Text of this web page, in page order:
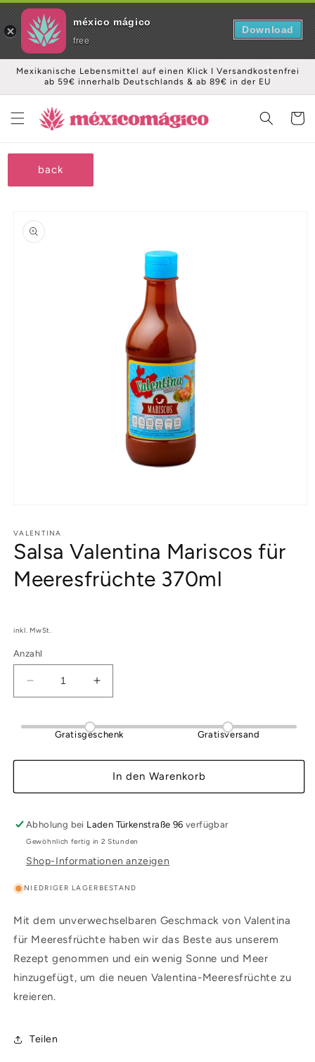
Direkt
zum
Inhalt
Mexikanische Lebensmittel auf einen Klick I Versandkostenfrei
ab 59€ innerhalb Deutschlands & ab 89€ in der EU
back
in
Modal
öffnen
VALENTINA
Salsa Valentina Mariscos für
Meeresfrüchte 370ml
inkl. MwSt.
Anzahl
Verringere
die
für
Valentina
für
370ml
Erhöhe
die
für
Valentina
Mariscos
für
370ml
Gratisgeschenk Gratisversand
In den Warenkorb
Abholung bei Laden Türkenstraße 96 verfügbar
Gewöhnlich fertig in 2 Stunden
Shop-Informationen anzeigen
NIEDRIGER LAGERBESTAND
Mit dem unverwechselbaren Geschmack von Valentina
für Meeresfrüchte haben wir das Beste aus unserem
Rezept genommen und ein wenig Sonne und Meer
hinzugefügt, um die neuen Valentina-Meeresfrüchte zu
kreieren.
Teilen
méxico mágico
free
Download